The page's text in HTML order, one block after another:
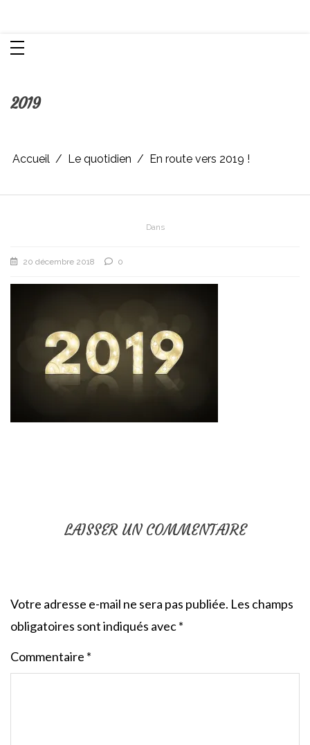
2019
Accueil Le quotidien En route vers 2019 !
Dans
20 décembre 2018 0
LAISSER UN COMMENTAIRE
Votre adresse e-mail ne sera pas publiée. Les champs
obligatoires sont indiqués avec*
Commentaire *